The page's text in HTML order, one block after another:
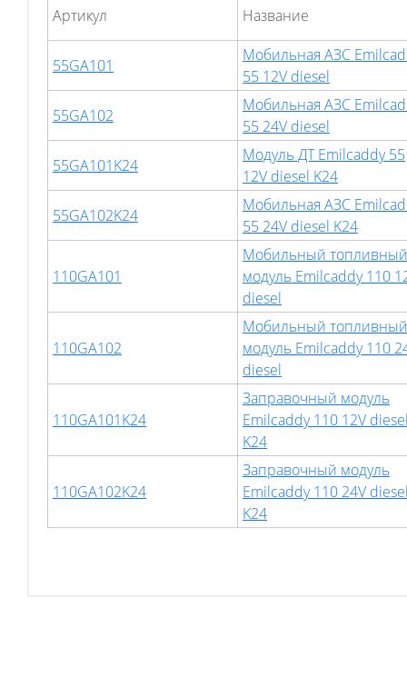
Артикул Hазвание
55GA101
Мобильная АЗС
55 12V diesel
55GA102
Мобильная АЗС
55 24V diesel
55GA101K24
Модуль ДТ Emilcaddy 55
12V diesel K24
55GA102K24
Мобильная АЗС
55 24V diesel K24
110GA101
Мобильный топливный
модуль Emilcaddy 110
diesel
110GA102
Мобильный топливный
модуль Emilcaddy 110
diesel
110GA101K24
Заправочный модуль
Emilcaddy 110 12V
K24
110GA102K24
Заправочный модуль
Emilcaddy 110 24V
K24